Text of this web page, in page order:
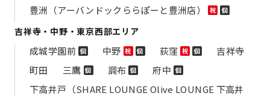
豊洲（アーバンドックららぽーと豊洲店）
祝 個
吉祥寺・中野・東京西部エリア
成城学園前 個 中野 祝 個 荻窪 祝 個
吉祥寺
町田
三鷹 個 調布 個 府中 個
下高井戸（SHARE LOUNGE Olive LOUNGE 下高井